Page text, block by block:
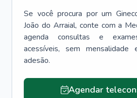
Se você procura por um
João do Arraial, conte com a
agenda consultas e
acessíveis, sem
adesão.
Agendar